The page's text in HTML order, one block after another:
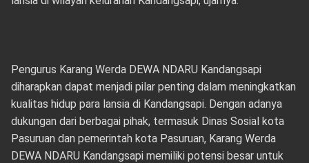
Pengurus Karang Werda DEWA NDARU Kandangsapi
diharapkan dapat menjadi pilar penting dalam meningkatkan
kualitas hidup para lansia di Kandangsapi. Dengan adanya
dukungan dari berbagai pihak, termasuk Dinas Sosial kota
Pasuruan dan pemerintah kota Pasuruan, Karang Werda
DEWA NDARU Kandangsapi memiliki potensi besar untuk